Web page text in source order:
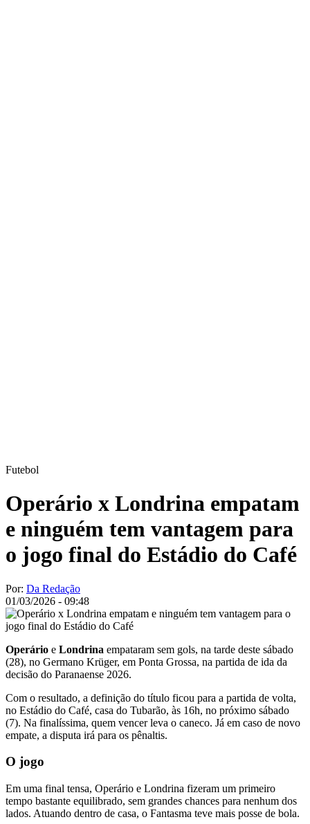
Futebol
Operário x Londrina empatam
e ninguém tem vantagem para
o jogo final do Estádio do Café
Por: Da Redação
01/03/2026 - 09:48
Operário e Londrina empataram sem gols, na tarde deste sábado
(28), no Germano Krüger, em Ponta Grossa, na partida de ida da
decisão do Paranaense 2026.
Com o resultado, a definição do título ficou para a partida de volta,
no Estádio do Café, casa do Tubarão, às 16h, no próximo sábado
(7). Na finalíssima, quem vencer leva o caneco. Já em caso de novo
empate, a disputa irá para os pênaltis.
O jogo
Em uma final tensa, Operário e Londrina fizeram um primeiro
tempo bastante equilibrado, sem grandes chances para nenhum dos
lados. Atuando dentro de casa, o Fantasma teve mais posse de bola.